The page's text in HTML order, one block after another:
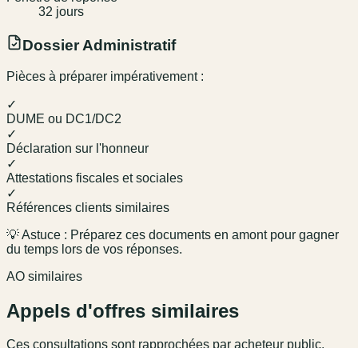
32 jours
Dossier Administratif
Pièces à préparer impérativement :
✓
DUME ou DC1/DC2
✓
Déclaration sur l'honneur
✓
Attestations fiscales et sociales
✓
Références clients similaires
💡 Astuce : Préparez ces documents en amont pour gagner
du temps lors de vos réponses.
AO similaires
Appels d'offres similaires
Ces consultations sont rapprochées par acheteur public,